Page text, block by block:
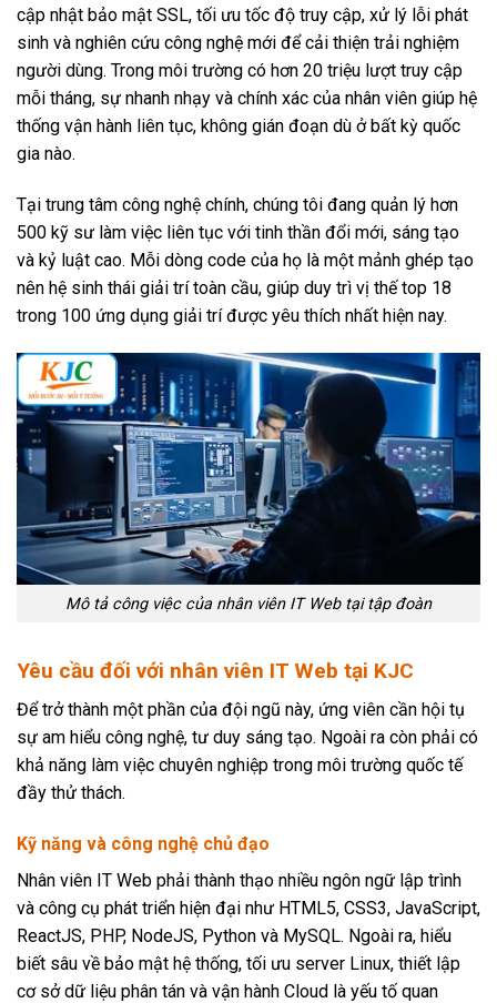
cập nhật bảo mật SSL, tối ưu tốc độ truy cập, xử lý lỗi phát
sinh và nghiên cứu công nghệ mới để cải thiện trải nghiệm
người dùng. Trong môi trường có hơn 20 triệu lượt truy cập
mỗi tháng, sự nhanh nhạy và chính xác của nhân viên giúp hệ
thống vận hành liên tục, không gián đoạn dù ở bất kỳ quốc
gia nào.
Tại trung tâm công nghệ chính, chúng tôi đang quản lý hơn
500 kỹ sư làm việc liên tục với tinh thần đổi mới, sáng tạo
và kỷ luật cao. Mỗi dòng code của họ là một mảnh ghép tạo
nên hệ sinh thái giải trí toàn cầu, giúp duy trì vị thế top 18
trong 100 ứng dụng giải trí được yêu thích nhất hiện nay.
Mô tả công việc của nhân viên IT Web tại tập đoàn
Yêu cầu đối với nhân viên IT Web tại KJC
Để trở thành một phần của đội ngũ này, ứng viên cần hội tụ
sự am hiểu công nghệ, tư duy sáng tạo. Ngoài ra còn phải có
khả năng làm việc chuyên nghiệp trong môi trường quốc tế
đầy thử thách.
Kỹ năng và công nghệ chủ đạo
Nhân viên IT Web phải thành thạo nhiều ngôn ngữ lập trình
và công cụ phát triển hiện đại như HTML5, CSS3, JavaScript,
ReactJS, PHP, NodeJS, Python và MySQL. Ngoài ra, hiểu
biết sâu về bảo mật hệ thống, tối ưu server Linux, thiết lập
cơ sở dữ liệu phân tán và vận hành Cloud là yếu tố quan